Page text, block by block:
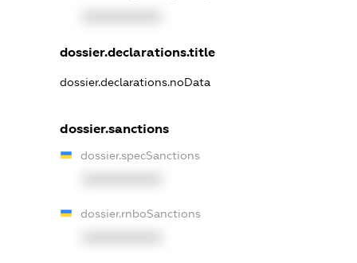
dossier.declarations.title
dossier.declarations.noData
dossier.sanctions
dossier.specSanctions
dossier.rnboSanctions